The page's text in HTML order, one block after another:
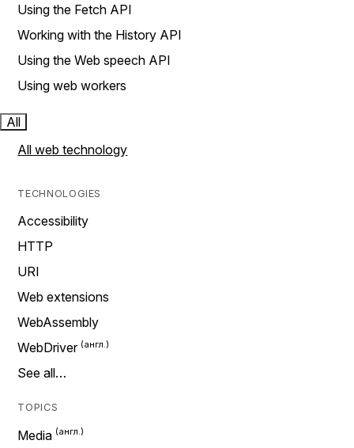
Using the Fetch API
Working with the History API
Using the Web speech API
Using web workers
All
All web technology
TECHNOLOGIES
Accessibility
HTTP
URI
Web extensions
WebAssembly
WebDriver
See all…
TOPICS
Media